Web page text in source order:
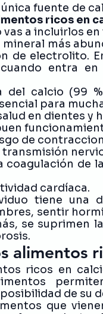
fuente de
ricos en
vas a incluirlos
mineral más
de electrolito.
entra
del calcio (99
para
en dientes y
de
transmisión
coagulación de
cardíaca.
tiene una
sentir
se suprimen
alimentos
ricos en
de su
que